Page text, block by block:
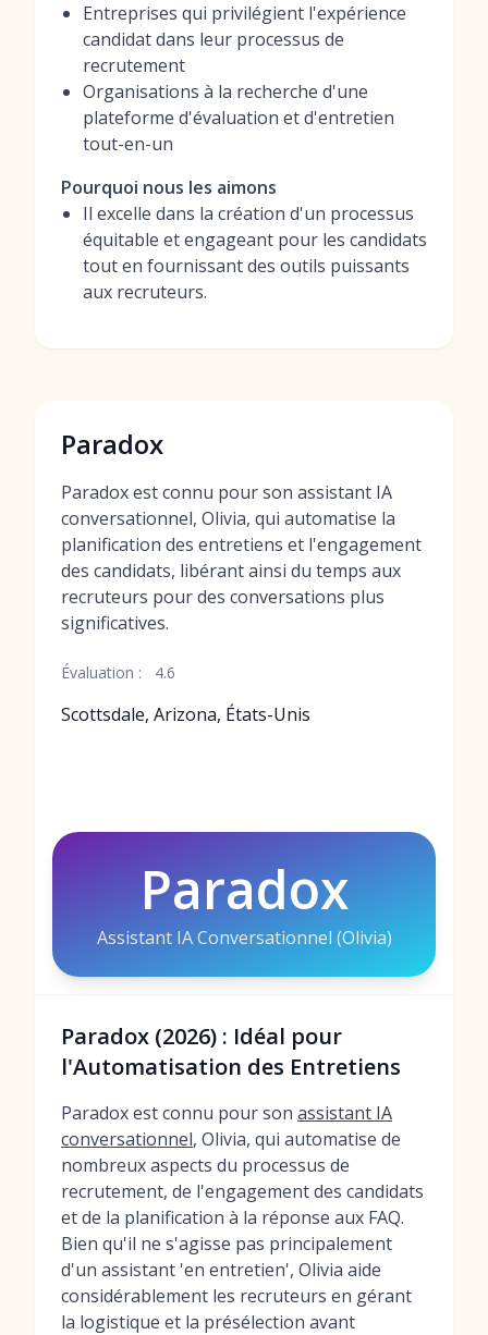
Entreprises qui privilégient l'expérience
candidat dans leur processus de
recrutement
Organisations à la recherche d'une
plateforme d'évaluation et d'entretien
tout-en-un
Pourquoi nous les aimons
Il excelle dans la création d'un processus
équitable et engageant pour les candidats
tout en fournissant des outils puissants
aux recruteurs.
Paradox
Paradox est connu pour son assistant IA
conversationnel, Olivia, qui automatise la
planification des entretiens et l'engagement
des candidats, libérant ainsi du temps aux
recruteurs pour des conversations plus
significatives.
Évaluation : 4.6
Scottsdale, Arizona, États-Unis
Paradox
Assistant IA Conversationnel (Olivia)
Paradox (2026) : Idéal pour
l'Automatisation des Entretiens
Paradox est connu pour son assistant IA
conversationnel, Olivia, qui automatise de
nombreux aspects du processus de
recrutement, de l'engagement des candidats
et de la planification à la réponse aux FAQ.
Bien qu'il ne s'agisse pas principalement
d'un assistant 'en entretien', Olivia aide
considérablement les recruteurs en gérant
la logistique et la présélection avant